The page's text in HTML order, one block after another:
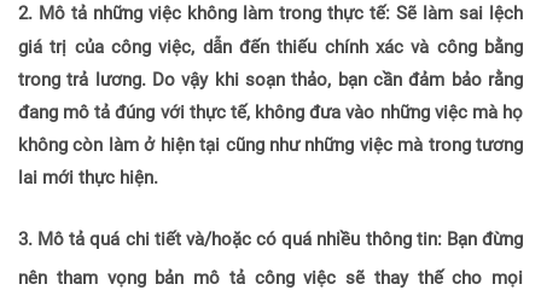
2. Mô tả những việc không làm trong thực tế: Sẽ làm sai lệch
giá trị của công việc, dẫn đến thiếu chính xác và công bằng
trong trả lương. Do vậy khi soạn thảo, bạn cần đảm bảo rằng
đang mô tả đúng với thực tế, không đưa vào những việc mà họ
không còn làm ở hiện tại cũng như những việc mà trong tương
lai mới thực hiện.
3. Mô tả quá chi tiết và/hoặc có quá nhiều thông tin:Bạn đừng
nên tham vọng bản mô tả công việc sẽ thay thế cho mọi